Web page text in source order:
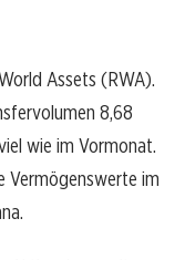
Assets (RWA).
8,68
wie im Vormonat.
Vermögenswerte im